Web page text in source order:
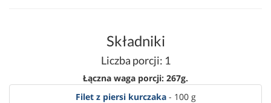
Składniki
Liczba porcji: 1
Łączna waga porcji: 267g.
Filet z piersi kurczaka- 100 g